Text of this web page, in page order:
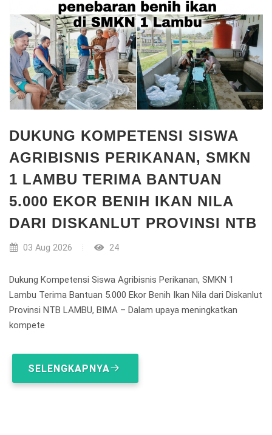
DUKUNG KOMPETENSI SISWA
AGRIBISNIS PERIKANAN, SMKN
1 LAMBU TERIMA BANTUAN
5.000 EKOR BENIH IKAN NILA
DARI DISKANLUT PROVINSI NTB
03 Aug 2026 24
Dukung Kompetensi Siswa Agribisnis Perikanan, SMKN 1
Lambu Terima Bantuan 5.000 Ekor Benih Ikan Nila dari Diskanlut
Provinsi NTB LAMBU, BIMA – Dalam upaya meningkatkan
kompete
SELENGKAPNYA